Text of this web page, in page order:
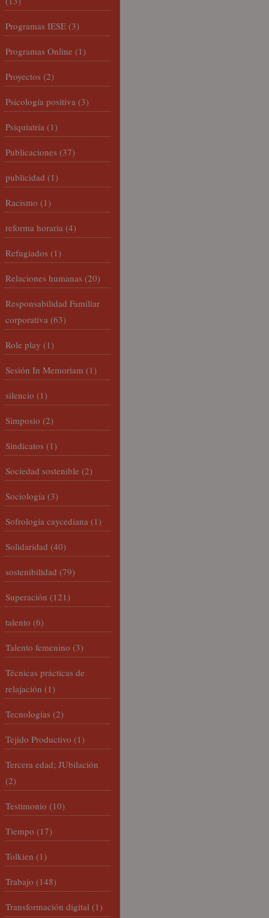
Programas IESE (3)
Programas Online (1)
Proyectos (2)
Psicología positiva (3)
Psiquiatría (1)
Publicaciones (37)
publicidad (1)
Racismo (1)
reforma horaria (4)
Refugiados (1)
Relaciones humanas (20)
Responsabilidad Familiar
corporativa (63)
Role play (1)
Sesión In Memoriam (1)
silencio (1)
Simposio (2)
Sindicatos (1)
Sociedad sostenible (2)
Sociología (3)
Sofrología caycediana (1)
Solidaridad (40)
sostenibilidad (79)
Superación (121)
talento (6)
Talento femenino (3)
Técnicas prácticas de
relajación (1)
Tecnologías (2)
Tejido Productivo (1)
Tercera edad; JUbilación
(2)
Testimonio (10)
Tiempo (17)
Tolkien (1)
Trabajo (148)
Transformación digital (1)